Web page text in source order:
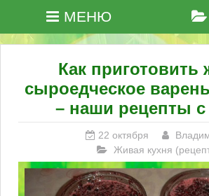
МЕНЮ
Как приготовить
сыроедческое
– наши рецепты
22 октября
Живая кухня